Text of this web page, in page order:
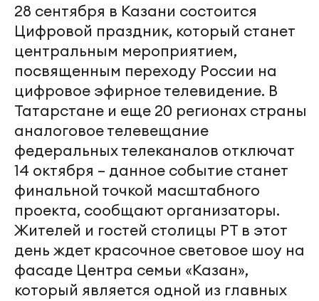
28 сентября в Казани состоится
Цифровой праздник, который станет
центральным мероприятием,
посвященным переходу России на
цифровое эфирное телевидение. В
Татарстане и еще 20 регионах страны
аналоговое телевещание
федеральных телеканалов отключат
14 октября – данное событие станет
финальной точкой масштабного
проекта, сообщают организаторы.
Жителей и гостей столицы РТ в этот
день ждет красочное световое шоу на
фасаде Центра семьи «Казан»,
который является одной из главных